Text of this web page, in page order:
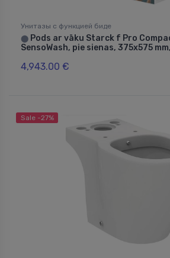
Унитазы с функцией биде
⬤ Pods ar vāku Starck f Pro
SensoWash, pie sienas, 375x575
4,943.00 €
Sale -27%